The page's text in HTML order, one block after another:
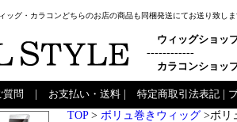
ッグ・カラコンどちらのお店の商品も同梱発送にてお送り致し
ウィッグショッ
------------
カラコンショッ
質問 お支払い・送料 特定商取引法表記
TOP> ボリュ巻きウィッグ >ボリ